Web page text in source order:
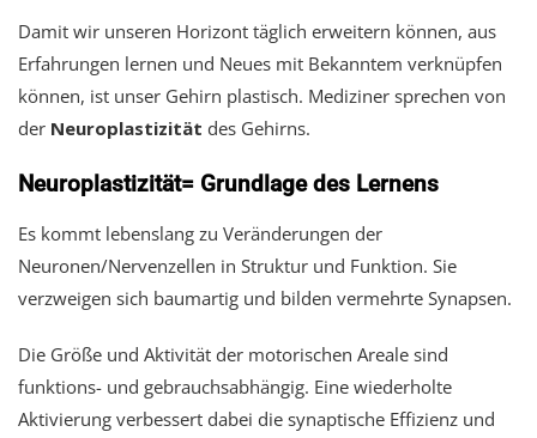
Damit wir unseren Horizont täglich erweitern können, aus
Erfahrungen lernen und Neues mit Bekanntem verknüpfen
können, ist unser Gehirn plastisch. Mediziner sprechen von
der Neuroplastizität des Gehirns.
Neuroplastizität= Grundlage des Lernens
Es kommt lebenslang zu Veränderungen der
Neuronen/Nervenzellen in Struktur und Funktion. Sie
verzweigen sich baumartig und bilden vermehrte Synapsen.
Die Größe und Aktivität der motorischen Areale sind
funktions- und gebrauchsabhängig. Eine wiederholte
Aktivierung verbessert dabei die synaptische Effizienz und